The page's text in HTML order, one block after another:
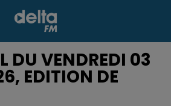
DU VENDREDI 03
EDITION DE